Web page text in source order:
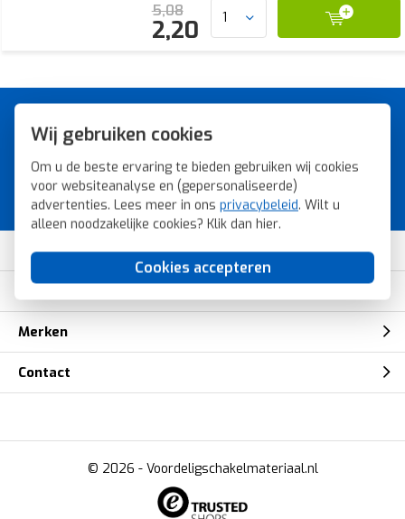
Wij gebruiken cookies
Om u de beste ervaring te bieden gebruiken wij cookies
voor websiteanalyse en (gepersonaliseerde)
advertenties. Lees meer in ons privacybeleid. Wilt u
alleen noodzakelijke cookies? Klik dan hier.
Cookies accepteren
5,08
2,20
A-merk schakelmateriaal voor
de laagste prijs.
Bestel snel, veilig en eenvoudig bij
Voordeligschakelmateriaal.nl.
Klantenservice
Merken
Contact
© 2026 - Voordeligschakelmateriaal.nl